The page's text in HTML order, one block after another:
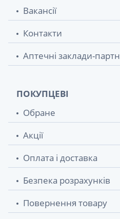
Вакансії
Контакти
Аптечні заклади-
ПОКУПЦЕВІ
Обране
Акції
Оплата і доставка
Безпека розрахунків
Повернення товару